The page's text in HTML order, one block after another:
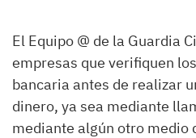
El Equipo @ de la Guardia
empresas que verifiquen
bancaria antes de realizar
dinero, ya sea mediante
mediante algún otro medio